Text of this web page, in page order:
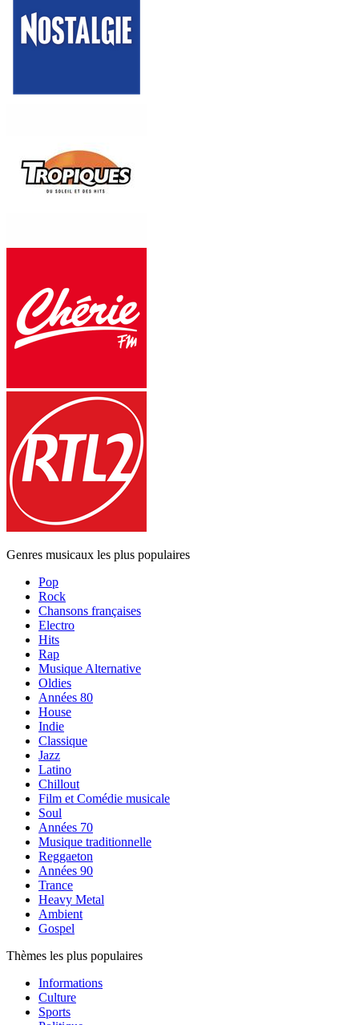
Genres musicaux les plus populaires
Pop
Rock
Chansons françaises
Electro
Hits
Rap
Musique Alternative
Oldies
Années 80
House
Indie
Classique
Jazz
Latino
Chillout
Film et Comédie musicale
Soul
Années 70
Musique traditionnelle
Reggaeton
Années 90
Trance
Heavy Metal
Ambient
Gospel
Thèmes les plus populaires
Informations
Culture
Sports